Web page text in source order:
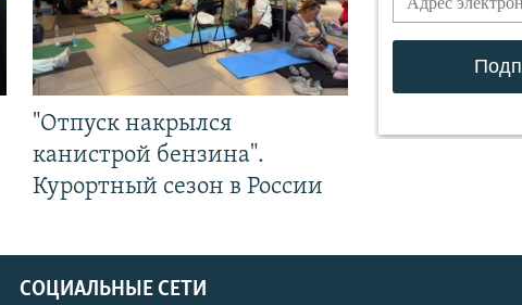
"Отпуск накрылся
канистрой бензина".
Курортный сезон в России
СОЦИАЛЬНЫЕ СЕТИ